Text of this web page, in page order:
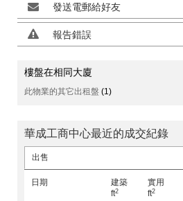
發送電郵給好友
報告錯誤
樓盤在相同大廈
此物業的其它出租盤 (1)
華成工商中心最近的成交紀錄
出售
日期
建築
ft2
實用
ft2